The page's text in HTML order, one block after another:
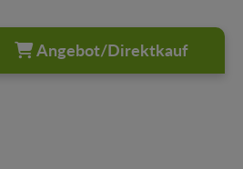
Wert ein
Angebot/Direktkauf